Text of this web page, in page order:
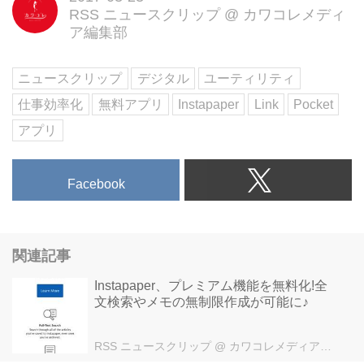
RSS ニュースクリップ @ カワコレメディ
ア編集部
ニュースクリップ デジタル
ユーティリティ
仕事効率化
無料アプリ Instapaper Link
Pocket
アプリ
Facebook
関連記事
Instapaper、プレミアム機能を無料化!全
文検索やメモの無制限作成が可能に♪
RSS ニュースクリップ @ カワコレメディア編集部